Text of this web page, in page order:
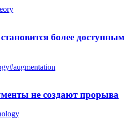
более доступным
#augmentation
не создают прорыва